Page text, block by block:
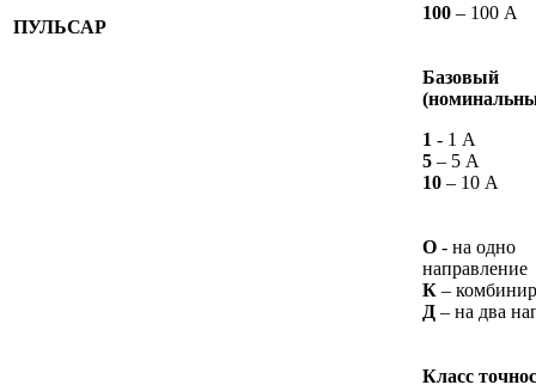
ПУЛЬСАР
100 – 100 А
Базовый
1 - 1 А
5 – 5 А
10 – 10 А
О - на одно
направление
К –
Д – на два
Класс